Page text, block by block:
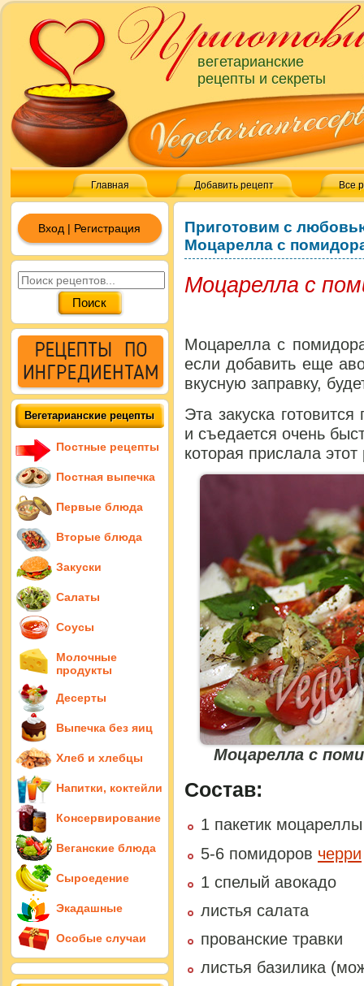
вегетарианские
рецепты и секреты
Главная Добавить рецепт Все
Приготовим с
Моцарелла с
Моцарелла с
Моцарелла с
если добавить еще
вкусную заправку,
Эта закуска
и съедается очень
которая прислала этот
Моцарелла с
Состав:
1 пакетик
5-6 помидоров черри
1 спелый авокадо
листья салата
прованские травки
листья базилика
Вход | Регистрация
Вегетарианские рецепты
Постные рецепты
Постная выпечка
Первые блюда
Вторые блюда
Закуски
Салаты
Соусы
Молочные
продукты
Десерты
Выпечка без яиц
Хлеб и хлебцы
Напитки, коктейли
Консервирование
Веганские блюда
Сыроедение
Экадашные
Особые случаи